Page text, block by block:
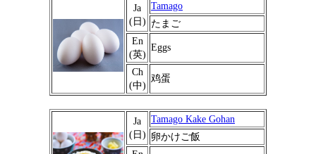
Ja
(日)
Tamago
たまご
En
(英)
Eggs
Ch
(中)
鸡蛋
Ja
(日)
Tamago Kake Gohan
卵かけご飯